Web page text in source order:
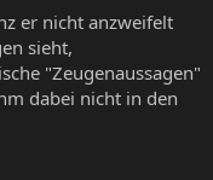
er nicht anzweifelt
sieht,
"Zeugenaussagen"
dabei nicht in den